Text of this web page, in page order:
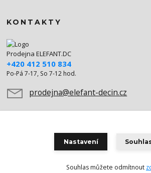
KONTAKTY
Prodejna ELEFANT.DC
+420 412 510 834
Po-Pá 7-17, So 7-12 hod.
prodejna@elefant-decin.cz
Vytvořeno na Eshop-
Nastavení
Souhlas můžete odmítnout